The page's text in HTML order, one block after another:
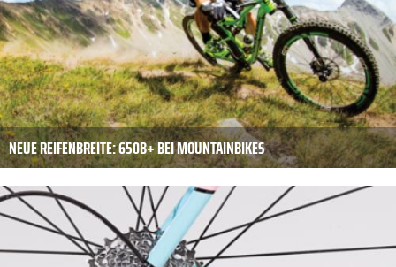
NEUE REIFENBREITE: 650B+ BEI MOUNTAINBIKES